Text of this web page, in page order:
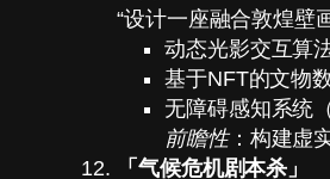
“设计一座融合敦煌壁
动态光影交互算
基于NFT的文物
无障碍感知系统
前瞻性：构建虚
「气候危机剧本杀」